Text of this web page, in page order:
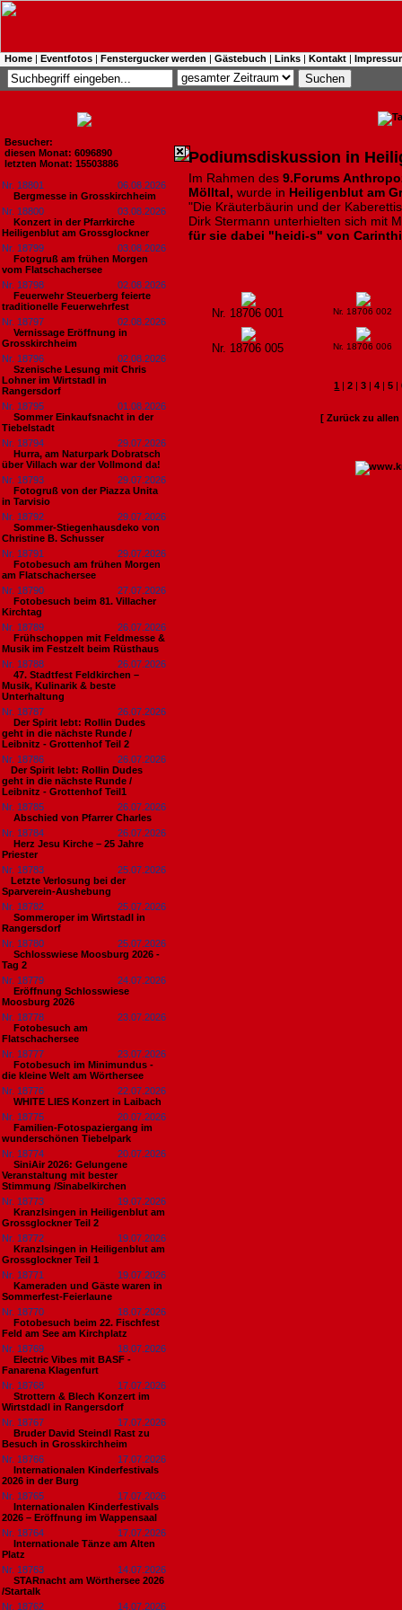
Home | Eventfotos | Fenstergucker werden | Gästebuch | Links | Kontakt |
Besucher:
diesen Monat: 6096890
letzten Monat: 15503886
Nr. 18801
06.08.2026
Bergmesse in Grosskirchheim
Nr. 18800
03.08.2026
Konzert in der Pfarrkirche
Heiligenblut am Grossglockner
Nr. 18799
03.08.2026
Fotogruß am frühen Morgen
vom Flatschachersee
Nr. 18798
02.08.2026
Feuerwehr Steuerberg feierte
traditionelle Feuerwehrfest
Nr. 18797
02.08.2026
Vernissage Eröffnung in
Grosskirchheim
Nr. 18796
02.08.2026
Szenische Lesung mit Chris
Lohner im Wirtstadl in
Rangersdorf
Nr. 18795
01.08.2026
Sommer Einkaufsnacht in der
Tiebelstadt
Nr. 18794
29.07.2026
Hurra, am Naturpark Dobratsch
über Villach war der Vollmond da!
Nr. 18793
29.07.2026
Fotogruß von der Piazza Unita
in Tarvisio
Nr. 18792
29.07.2026
Sommer-Stiegenhausdeko von
Christine B. Schusser
Nr. 18791
29.07.2026
Fotobesuch am frühen Morgen
am Flatschachersee
Nr. 18790
27.07.2026
Fotobesuch beim 81. Villacher
Kirchtag
Nr. 18789
26.07.2026
Frühschoppen mit Feldmesse &
Musik im Festzelt beim Rüsthaus
Nr. 18788
26.07.2026
47. Stadtfest Feldkirchen –
Musik, Kulinarik & beste
Unterhaltung
Nr. 18787
26.07.2026
Der Spirit lebt: Rollin Dudes
geht in die nächste Runde /
Leibnitz - Grottenhof Teil 2
Nr. 18786
26.07.2026
​Der Spirit lebt: Rollin Dudes
geht in die nächste Runde /
Leibnitz - Grottenhof Teil1
Nr. 18785
26.07.2026
Abschied von Pfarrer Charles
Nr. 18784
26.07.2026
Herz Jesu Kirche – 25 Jahre
Priester
Nr. 18783
25.07.2026
​Letzte Verlosung bei der
Sparverein-Aushebung
Nr. 18782
25.07.2026
Sommeroper im Wirtstadl in
Rangersdorf
Nr. 18780
25.07.2026
Schlosswiese Moosburg 2026 -
Tag 2
Nr. 18779
24.07.2026
Eröffnung Schlosswiese
Moosburg 2026
Nr. 18778
23.07.2026
Fotobesuch am
Flatschachersee
Nr. 18777
23.07.2026
Fotobesuch im Minimundus -
die kleine Welt am Wörthersee
Nr. 18776
22.07.2026
WHITE LIES Konzert in Laibach
Nr. 18775
20.07.2026
Familien-Fotospaziergang im
wunderschönen Tiebelpark
Nr. 18774
20.07.2026
SiniAir 2026: Gelungene
Veranstaltung mit bester
Stimmung /Sinabelkirchen
Nr. 18773
19.07.2026
Kranzlsingen in Heiligenblut am
Grossglockner Teil 2
Nr. 18772
19.07.2026
Kranzlsingen in Heiligenblut am
Grossglockner Teil 1
Nr. 18771
19.07.2026
Kameraden und Gäste waren in
Sommerfest-Feierlaune
Nr. 18770
18.07.2026
Fotobesuch beim 22. Fischfest
Feld am See am Kirchplatz
Nr. 18769
18.07.2026
Electric Vibes mit BASF -
Fanarena Klagenfurt
Nr. 18768
17.07.2026
Strottern & Blech Konzert im
Wirtstdadl in Rangersdorf
Nr. 18767
17.07.2026
Bruder David Steindl Rast zu
Besuch in Grosskirchheim
Nr. 18766
17.07.2026
Internationalen Kinderfestivals
2026 in der Burg
Nr. 18765
17.07.2026
Internationalen Kinderfestivals
2026 – Eröffnung im Wappensaal
Nr. 18764
17.07.2026
Internationale Tänze am Alten
Platz
Nr. 18763
14.07.2026
STARnacht am Wörthersee 2026
/Startalk
Nr. 18762
14.07.2026
Podiumsdiskussion in
Im Rahmen des 9.Forums
Mölltal, wurde in Heiligenblut am
"Die Kräuterbäurin und der
Dirk Stermann unterhielten sich mit
für sie dabei "heidi-s" von
Nr. 18706 001 Nr. 18706 002
Nr. 18706 005 Nr. 18706 006
1 |2 |3 |4 |5 |
[ Zurück zu